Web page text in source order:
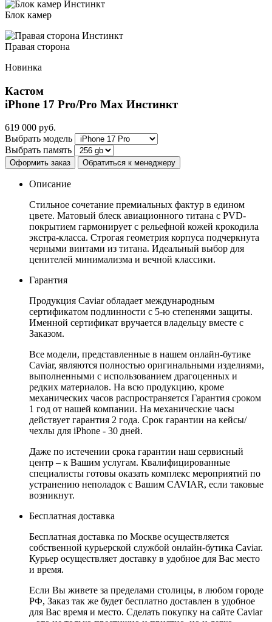
Блок камер
Правая сторона
Новинка
Кастом
iPhone 17 Pro/Pro Max Инстинкт
619 000 руб.
Выбрать модель
Выбрать память
Оформить заказ Обратиться к менеджеру
Описание
Стильное сочетание премиальных фактур в едином
цвете. Матовый блеск авиационного титана с PVD-
покрытием гармонирует с рельефной кожей крокодила
экстра-класса. Строгая геометрия корпуса подчеркнута
черными винтами из титана. Идеальный выбор для
ценителей минимализма и вечной классики.
Гарантия
Продукция Caviar обладает международным
сертификатом подлинности с 5-ю степенями защиты.
Именной сертификат вручается владельцу вместе с
Заказом.
Все модели, представленные в нашем онлайн-бутике
Caviar, являются полностью оригинальными изделиями,
выполненными с использованием драгоценных и
редких материалов. На всю продукцию, кроме
механических часов распространяется Гарантия сроком
1 год от нашей компании. На механические часы
действует гарантия 2 года. Срок гарантии на кейсы/
чехлы для iPhone - 30 дней.
Даже по истечении срока гарантии наш сервисный
центр – к Вашим услугам. Квалифицированные
специалисты готовы оказать комплекс мероприятий по
устранению неполадок с Вашим CAVIAR, если таковые
возникнут.
Бесплатная доставка
Бесплатная доставка по Москве осуществляется
собственной курьерской службой онлайн-бутика Caviar.
Курьер осуществляет доставку в удобное для Вас место
и время.
Если Вы живете за пределами столицы, в любом городе
РФ, Заказ так же будет бесплатно доставлен в удобное
для Вас время и место. Сделать покупку на сайте Caviar